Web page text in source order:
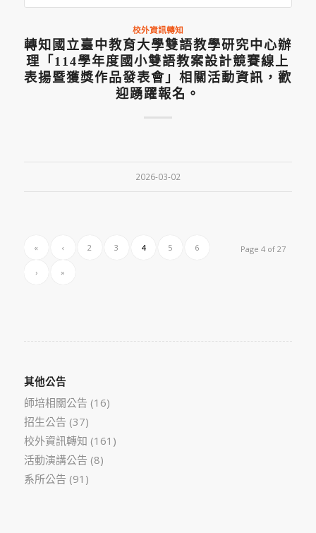
校外資訊轉知
轉知國立臺中教育大學雙語教學研究中心辦
理「114學年度國小雙語教案設計競賽線上
表揚暨獲獎作品發表會」相關活動資訊，歡
迎踴躍報名。
2026-03-02
Page 4 of 27
« ‹ 2 3 4 5 6
› »
其他公告
師培相關公告 (16)
招生公告 (37)
校外資訊轉知 (161)
活動演講公告 (8)
系所公告 (91)